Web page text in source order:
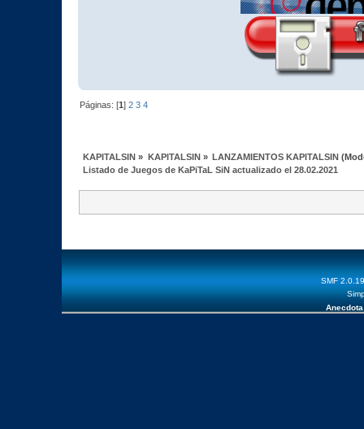
Páginas: [1]2 3 4
KAPITALSIN » KAPITALSIN» LANZAMIENTOS KAPITALSIN
Listado de Juegos de KaPiTaL SiN actualizado el 28.02.2021
SMF 2.0.19
Anecdota